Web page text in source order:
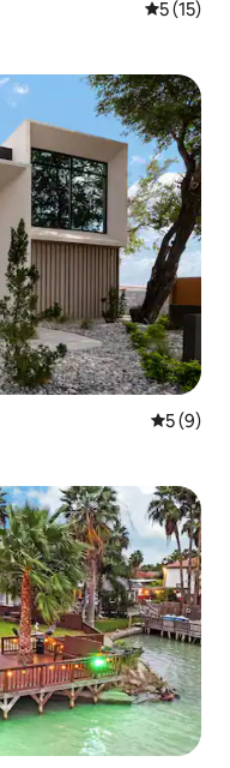
5 (15)
5 (9)